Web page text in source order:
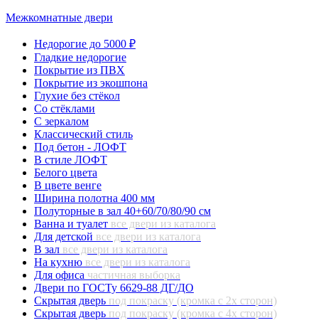
Межкомнатные двери
Недорогие до 5000 ₽
Гладкие недорогие
Покрытие из ПВХ
Покрытие из экошпона
Глухие без стёкол
Со стёклами
С зеркалом
Классический стиль
Под бетон - ЛОФТ
В стиле ЛОФТ
Белого цвета
В цвете венге
Ширина полотна 400 мм
Полуторные в зал 40+60/70/80/90 см
Ванна и туалет все двери из каталога
Для детской все двери из каталога
В зал все двери из каталога
На кухню все двери из каталога
Для офиса частичная выборка
Двери по ГОСТу 6629-88 ДГ/ДО
Скрытая дверь под покраску (кромка с 2х сторон)
Скрытая дверь под покраску (кромка с 4х сторон)